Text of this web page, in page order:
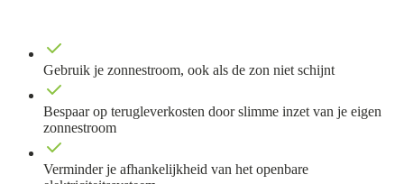
Gebruik je zonnestroom, ook als de zon niet schijnt
Bespaar op terugleverkosten door slimme inzet van je eigen
zonnestroom
Verminder je afhankelijkheid van het openbare